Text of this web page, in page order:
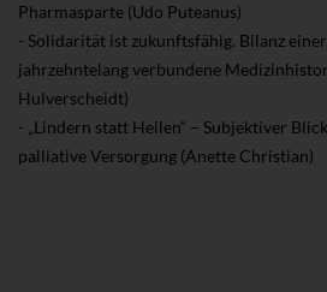
Pharmasparte (Udo Puteanus)
- Solidarität ist zukunftsfähig. Bilanz
jahrzehntelang verbundene
Hulverscheidt)
- „Lindern statt Heilen“ – Subjektiver
palliative Versorgung (Anette Christian)